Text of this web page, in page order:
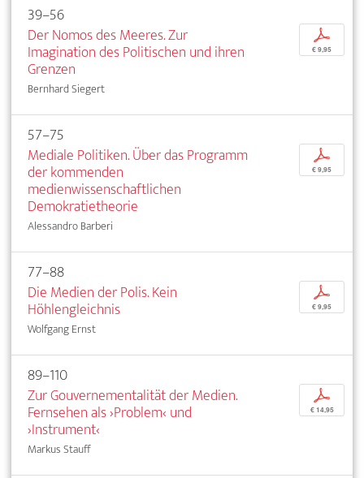
39–56
Der Nomos des Meeres. Zur
Imagination des Politischen und ihren
Grenzen
Bernhard Siegert
p
€ 9,95
57–75
Mediale Politiken. Über das Programm
der kommenden
medienwissenschaftlichen
Demokratietheorie
Alessandro Barberi
p
€ 9,95
77–88
Die Medien der Polis. Kein
Höhlengleichnis
Wolfgang Ernst
p
€ 9,95
89–110
Zur Gouvernementalität der Medien.
Fernsehen als ›Problem‹ und
›Instrument‹
Markus Stauff
p
€ 14,95